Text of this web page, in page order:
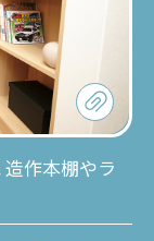
造作本棚やラ